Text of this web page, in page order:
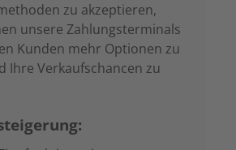
zu akzeptieren,
unsere Zahlungsterminals
Kunden mehr Optionen zu
Ihre Verkaufschancen zu